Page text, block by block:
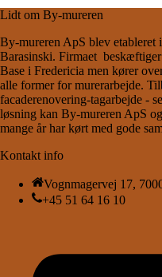
Lidt om By-mureren
By-mureren ApS blev etableret
Barasinski. Firmaet
Base i Fredericia men kører
alle former for murerarbejde.
facaderenovering-tagarbejde -
løsning kan By-mureren ApS
mange år har kørt med gode
Kontakt info
Vognmagervej 17,
+45 51 64 16 10